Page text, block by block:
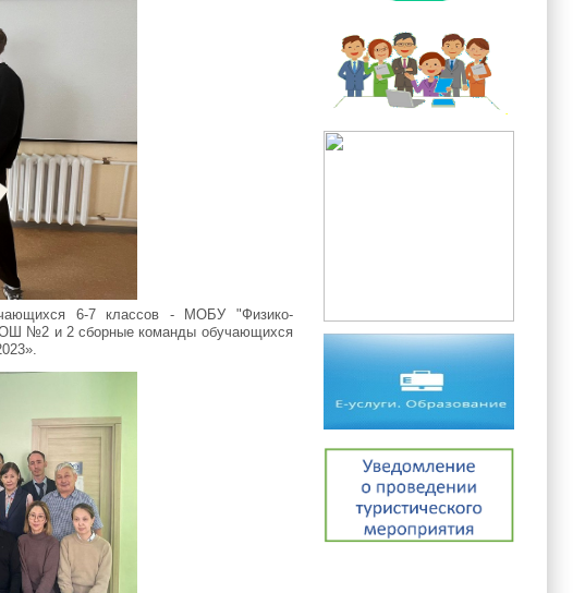
6-7 классов - МОБУ "Физико-
№2 и 2 сборные команды обучающихся